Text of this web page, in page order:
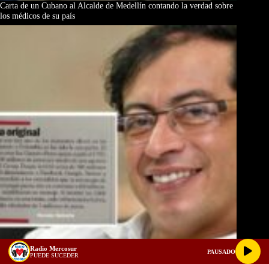
Carta de un Cubano al Alcalde de Medellín contando la verdad sobre
los médicos de su país
Radio Mercosur
PUEDE SUCEDER
PAUSADO